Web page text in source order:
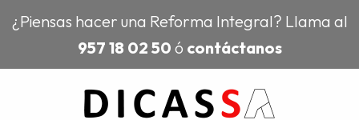
¿Piensas hacer una Reforma Integral? Llama al
957 18 02 50 ó contáctanos